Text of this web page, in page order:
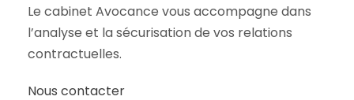
Le cabinet Avocance vous accompagne dans
l’analyse et la sécurisation de vos relations
contractuelles.
Nous contacter